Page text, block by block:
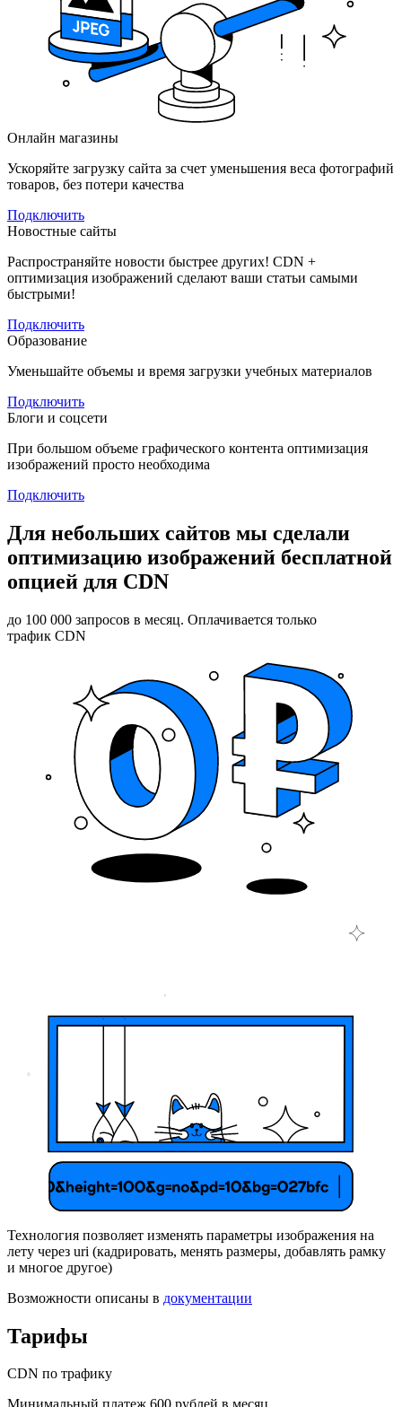
Онлайн магазины
Ускоряйте загрузку сайта за счет уменьшения веса фотографий
товаров, без потери качества
Подключить
Новостные сайты
Распространяйте новости быстрее других! CDN +
оптимизация изображений сделают ваши статьи самыми
быстрыми!
Подключить
Образование
Уменьшайте объемы и время загрузки учебных материалов
Подключить
Блоги и соцсети
При большом объеме графического контента оптимизация
изображений просто необходима
Подключить
Для небольших сайтов мы сделали
оптимизацию изображений бесплатной
опцией для CDN
до 100 000 запросов в месяц. Оплачивается только
трафик CDN
Технология позволяет изменять параметры изображения на
лету через uri (кадрировать, менять размеры, добавлять рамку
и многое другое)
Возможности описаны в документации
Тарифы
CDN по трафику